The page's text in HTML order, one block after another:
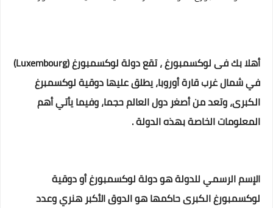
أهلا بك فى لوكسمبورغ ، تقع دولة لوكسمبورغ (Luxembourg)
في شمال غرب قارة أوروبا، يطلق عليها دوقية لوكسمبرغ
الكبرى، وتعد من أصغر دول العالم حجما، وفيما يأتي أهم
المعلومات الخاصة بهذه الدولة .
الإسم الرسمي للدولة هو دولة لوكسمبورغ أو دوقية
لوكسمبورغ الكبرى حاكمها هو الدوق الأكبر هنري وعدد